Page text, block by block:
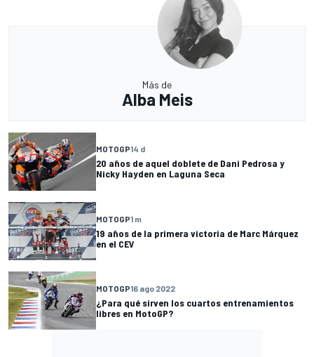
Más de
Alba Meis
MOTOGP14 d
20 años de aquel doblete de Dani Pedrosa y
Nicky Hayden en Laguna Seca
MOTOGP1 m
19 años de la primera victoria de Marc Márquez
en el CEV
MOTOGP16 ago 2022
¿Para qué sirven los cuartos entrenamientos
libres en MotoGP?